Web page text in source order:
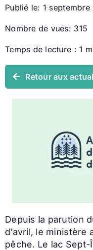
Publié le: 1 septembre
Nombre de vues: 315
Temps de lecture : 1
Retour aux
Depuis la parution
d’avril, le ministère
pêche. Le lac